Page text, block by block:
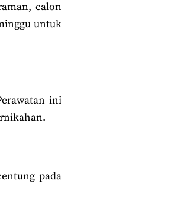
calon
untuk
ini
pada